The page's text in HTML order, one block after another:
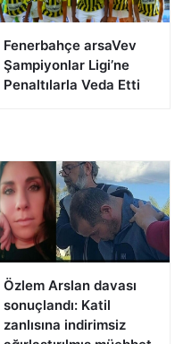
Fenerbahçe arsaVev
Şampiyonlar Ligi’ne
Penaltılarla Veda Etti
Özlem Arslan davası
sonuçlandı: Katil
zanlısına indirimsiz